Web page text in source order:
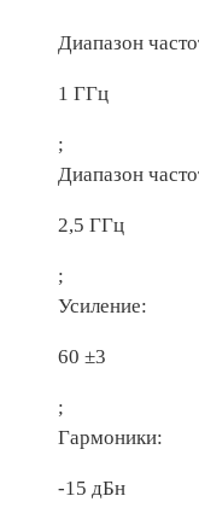
Диапазон
1 ГГц
;
Диапазон
2,5 ГГц
;
Усиление:
60 ±3
;
Гармоники:
-15 дБн